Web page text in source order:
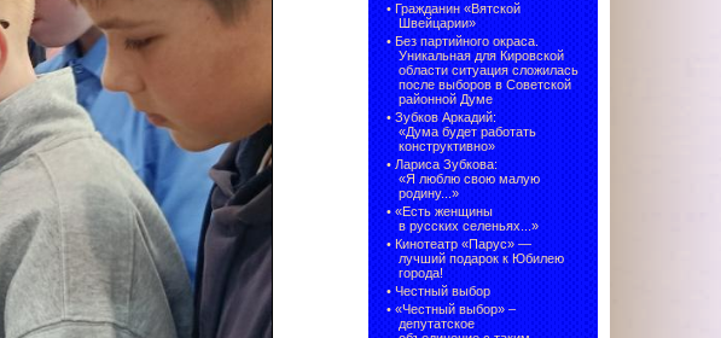
• Гражданин «Вятской
Швейцарии»
• Без партийного окраса.
Уникальная для Кировской
области ситуация сложилась
после выборов в Советской
районной Думе
• Зубков Аркадий:
«Дума будет работать
конструктивно»
• Лариса Зубкова:
«Я люблю свою малую
родину...»
• «Есть женщины
в русских селеньях...»
• Кинотеатр «Парус» —
лучший подарок к Юбилею
города!
• Честный выбор
• «Честный выбор» –
депутатское